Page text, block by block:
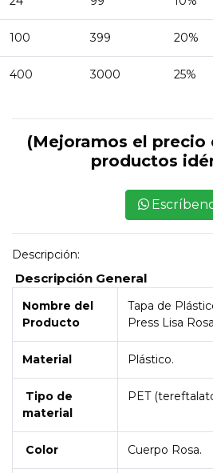
100 399 20%
400 3000 25%
(Mejoramos el precio
productos
Descripción:
Descripción General
Nombre del
Producto
Tapa de
Press Lisa
Material Plástico.
Tipo de
material
PET
Color Cuerpo Rosa.